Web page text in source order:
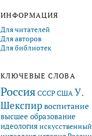
ИНФОРМАЦИЯ
Для читателей
Для авторов
Для библиотек
КЛЮЧЕВЫЕ СЛОВА
Россия СССРСШАУ.
Шекспир воспитание
высшее образование
идеологияискусственный